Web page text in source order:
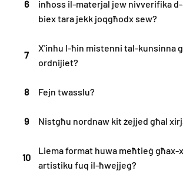
6
inħoss il-materjal jew nivverifika
biex tara jekk joqgħodx sew?
7
X'inhu l-ħin mistenni tal-kunsinna
ordnijiet?
8 Fejn twasslu?
9 Nistgħu nordnaw kit żejjed għal
10
Liema format huwa meħtieġ għax-
artistiku fuq il-ħwejjeġ?